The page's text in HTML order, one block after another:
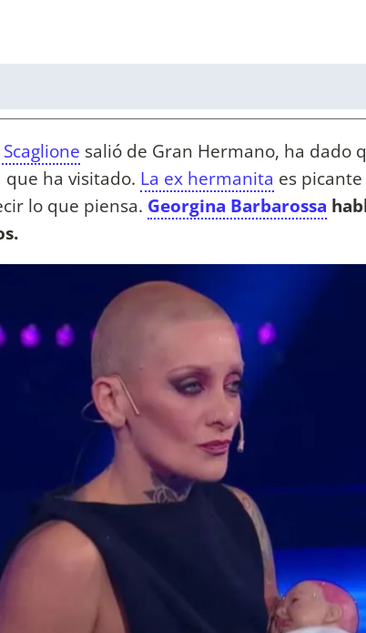
salió de Gran Hermano, ha dado
ha visitado. La ex hermanita es
lo que piensa. Georgina Barbarossa